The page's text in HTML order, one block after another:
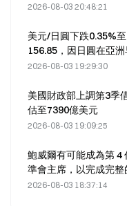
交易量
2026-08-03 20:48:21
美元/日圓下跌0.35%至
156.85，因日圓在亞洲
走強
2026-08-03 19:29:30
美國財政部上調第3季
估至7390億美元
2026-08-03 19:09:25
鮑威爾有可能成為第 4
準會主席，以完成完整
年任期，前提是他任期
2026-08-03 18:37:14